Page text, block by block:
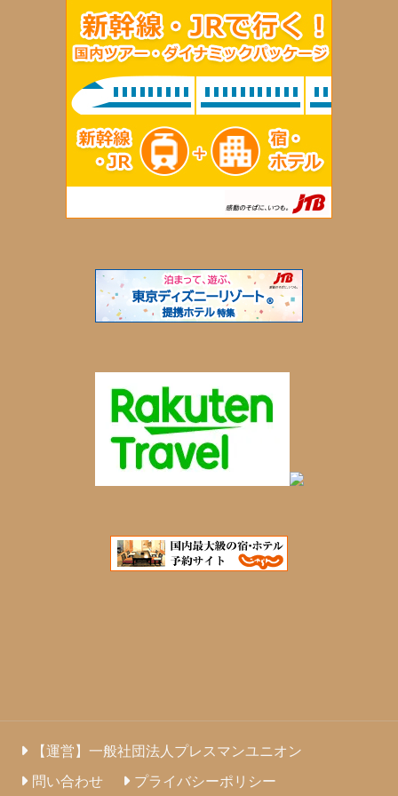
【運営】一般社団法人プレスマンユニオン
問い合わせ
プライバシーポリシー